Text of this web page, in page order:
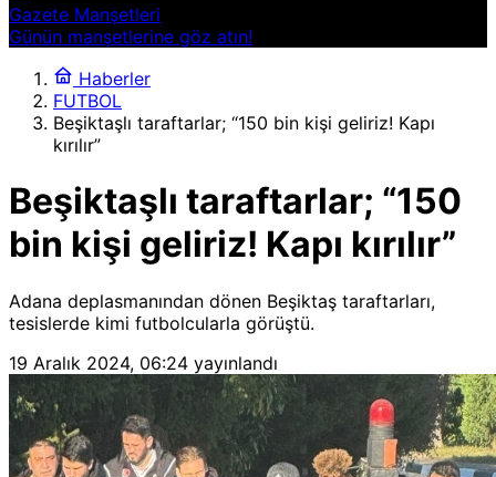
Gazete Manşetleri
Günün manşetlerine göz atın!
Haberler
FUTBOL
Beşiktaşlı taraftarlar; “150 bin kişi geliriz! Kapı
kırılır”
Beşiktaşlı taraftarlar; “150
bin kişi geliriz! Kapı kırılır”
Adana deplasmanından dönen Beşiktaş taraftarları,
tesislerde kimi futbolcularla görüştü.
19 Aralık 2024, 06:24 yayınlandı